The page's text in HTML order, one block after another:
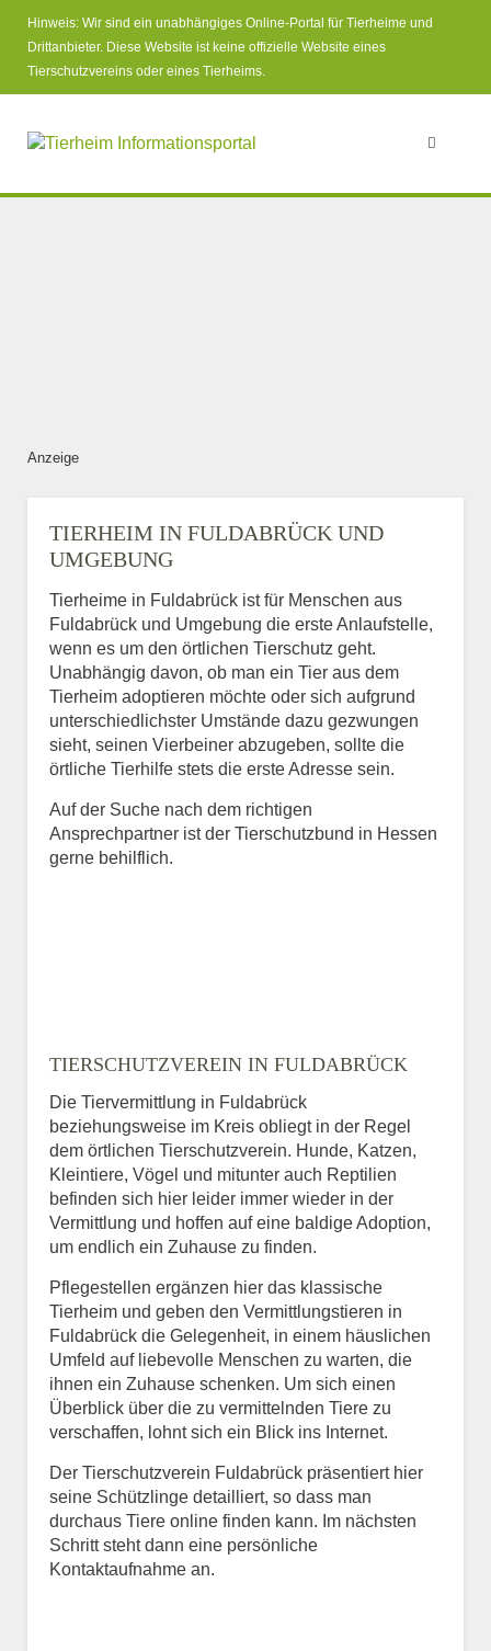
Hinweis: Wir sind ein unabhängiges Online-Portal für Tierheime und
Drittanbieter. Diese Website ist keine offizielle Website eines
Tierschutzvereins oder eines Tierheims.
Anzeige
TIERHEIM IN FULDABRÜCK UND
UMGEBUNG
Tierheime in Fuldabrück ist für Menschen aus
Fuldabrück und Umgebung die erste Anlaufstelle,
wenn es um den örtlichen Tierschutz geht.
Unabhängig davon, ob man ein Tier aus dem
Tierheim adoptieren möchte oder sich aufgrund
unterschiedlichster Umstände dazu gezwungen
sieht, seinen Vierbeiner abzugeben, sollte die
örtliche Tierhilfe stets die erste Adresse sein.
Auf der Suche nach dem richtigen
Ansprechpartner ist der Tierschutzbund in Hessen
gerne behilflich.
TIERSCHUTZVEREIN IN FULDABRÜCK
Die Tiervermittlung in Fuldabrück
beziehungsweise im Kreis obliegt in der Regel
dem örtlichen Tierschutzverein. Hunde, Katzen,
Kleintiere, Vögel und mitunter auch Reptilien
befinden sich hier leider immer wieder in der
Vermittlung und hoffen auf eine baldige Adoption,
um endlich ein Zuhause zu finden.
Pflegestellen ergänzen hier das klassische
Tierheim und geben den Vermittlungstieren in
Fuldabrück die Gelegenheit, in einem häuslichen
Umfeld auf liebevolle Menschen zu warten, die
ihnen ein Zuhause schenken. Um sich einen
Überblick über die zu vermittelnden Tiere zu
verschaffen, lohnt sich ein Blick ins Internet.
Der Tierschutzverein Fuldabrück präsentiert hier
seine Schützlinge detailliert, so dass man
durchaus Tiere online finden kann. Im nächsten
Schritt steht dann eine persönliche
Kontaktaufnahme an.